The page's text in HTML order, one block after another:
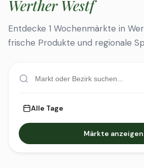
Werther Westf
Entdecke 1 Wochenmärkte in
frische Produkte und regionale
Alle Tage
Märkte anzeigen